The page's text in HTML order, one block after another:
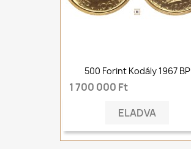
500 Forint Kodály 1967 BP
1 700 000 Ft
ELADVA